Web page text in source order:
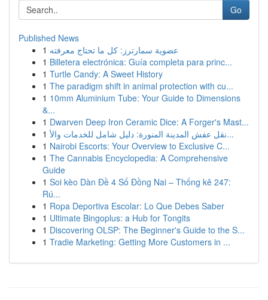
Go
Published News
1 عضوية سمارترز: كل ما تحتاج معرفته
1 Billetera electrónica: Guía completa para princ...
1 Turtle Candy: A Sweet History
1 The paradigm shift in animal protection with cu...
1 10mm Aluminium Tube: Your Guide to Dimensions
&...
1 Dwarven Deep Iron Ceramic Dice: A Forger's Mast...
1
نقل عفش المدينة المنورة: دليل شامل للخدمات والأ...
1 Nairobi Escorts: Your Overview to Exclusive C...
1 The Cannabis Encyclopedia: A Comprehensive
Guide
1 Soi kèo Dàn Đề 4 Số Đồng Nai – Thống kê 247:
Rú...
1 Ropa Deportiva Escolar: Lo Que Debes Saber
1 Ultimate Bingoplus: a Hub for Tongits
1 Discovering OLSP: The Beginner's Guide to the S...
1 Tradie Marketing: Getting More Customers in ...